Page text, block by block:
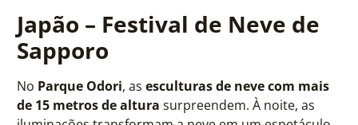
Japão – Festival de Neve de
Sapporo
No Parque Odori, as esculturas de neve com mais
de 15 metros de altura surpreendem. À noite, as